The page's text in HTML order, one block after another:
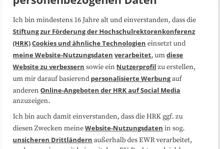
Über uns FAQ
Medienarbeit Kooperationen
Datenschutzerklärung Impressum
Sitemap
Folgen Sie uns
Ich bin mindestens 16 Jahre alt und einverstanden, dass die
Stiftung zur Förderung der Hochschulrektorenkonferenz
(HRK)Cookies und ähnliche Technologien einsetzt und
meine Website-Nutzungsdaten verarbeitet, umdiese
Website zu verbessern sowie ein Nutzerprofil zu erstellen,
um mir darauf basierend personalisierte Werbungauf
anderenOnline-Angeboten der HRK auf Social Media
anzuzeigen.
Ich bin auch damit einverstanden, dass die HRK ggf. zu
diesen Zwecken meineWebsite-Nutzungsdaten in sog.
unsicheren Drittländern außerhalb des EWR verarbeitet,